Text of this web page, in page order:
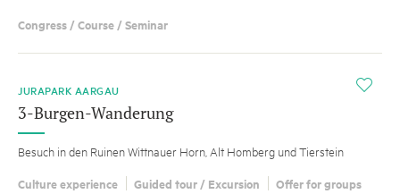
Congress / Course / Seminar
i
JURAPARK AARGAU
3-Burgen-Wanderung
Besuch in den Ruinen Wittnauer Horn, Alt Homberg und Tierstein
Culture experience Guided tour / Excursion Offer for groups